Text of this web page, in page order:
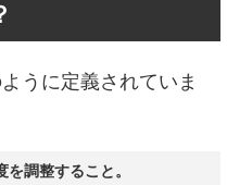
うに定義されていま
調整すること。